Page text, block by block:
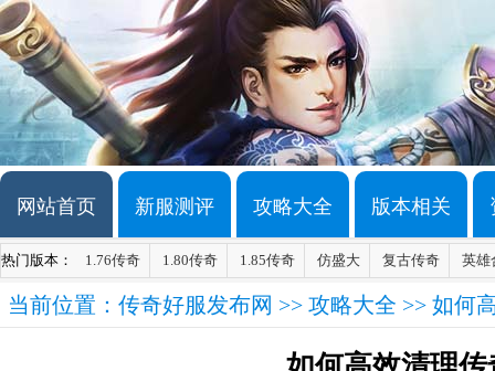
网站首页 新服测评 攻略大全 版本相关
热门版本： 1.76传奇 1.80传奇 1.85传奇 仿盛大 复古传奇 英雄
当前位置： 传奇好服发布网 >> 攻略大全 >> 如何